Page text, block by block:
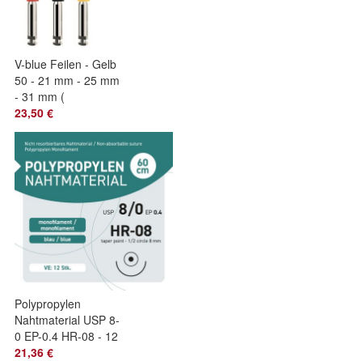
V-blue Feilen - Gelb
50 - 21 mm - 25 mm
- 31 mm (
Alternative zu den
bekannten rezipr
23,50 €
Polypropylen
Nahtmaterial USP 8-
0 EP-0.4 HR-08 - 12
Stück
21,36 €